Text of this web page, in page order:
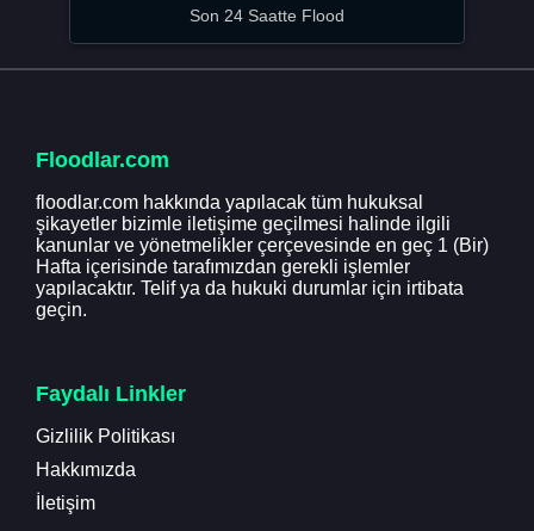
Son 24 Saatte Flood
Floodlar.com
floodlar.com hakkında yapılacak tüm hukuksal
şikayetler bizimle iletişime geçilmesi halinde ilgili
kanunlar ve yönetmelikler çerçevesinde en geç 1 (Bir)
Hafta içerisinde tarafımızdan gerekli işlemler
yapılacaktır. Telif ya da hukuki durumlar için irtibata
geçin.
Faydalı Linkler
Gizlilik Politikası
Hakkımızda
İletişim